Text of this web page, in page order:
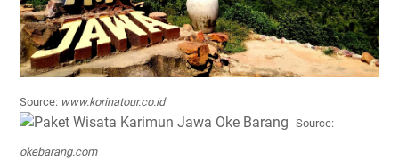
Source: www.korinatour.co.id
Source:
okebarang.com